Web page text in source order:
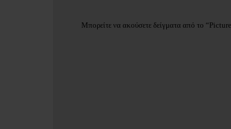
Μπορείτε να ακούσετε δείγματα από το